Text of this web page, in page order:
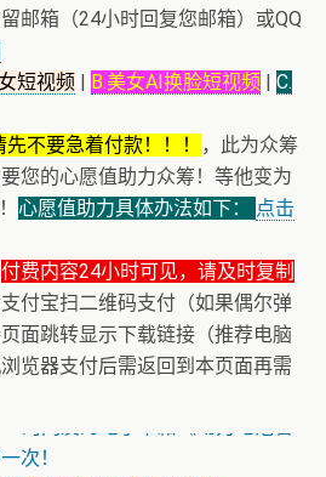
邮箱（24小时回复您邮箱）或QQ
短视频 | B.美女AI换脸短视频 | C.
不要急着付款！！！
，此为众筹
您的心愿值助力众筹！等他变为
心愿值助力具体办法如下：
点击
付费内容24小时可见，请及时复制
付宝扫二维码支付（如果偶尔弹
面跳转显示下载链接（推荐电脑
览器支付后需返回到本页面再需
次！